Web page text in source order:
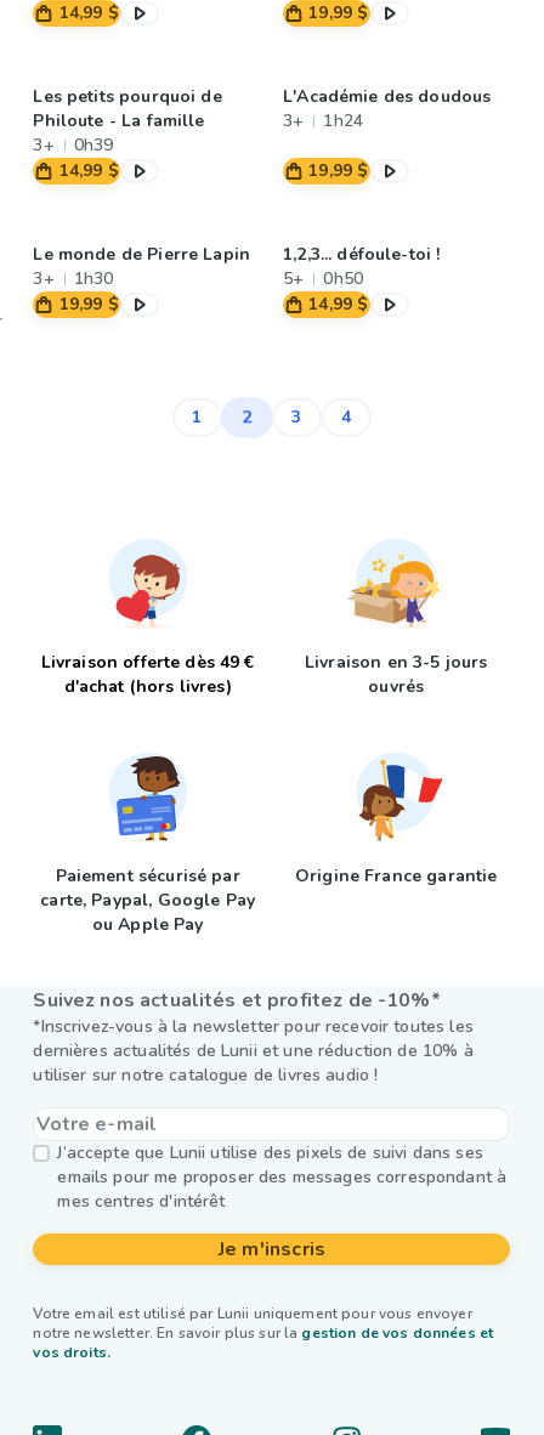
14,99 $
19,99 $
Les petits pourquoi de
Philoute - La famille
3+
0h39
14,99 $
L'Académie des doudous
3+
1h24
19,99 $
Le monde de Pierre Lapin
3+
1h30
19,99 $
1,2,3... défoule-toi !
5+
0h50
14,99 $
1 2 3 4
Livraison offerte dès 49 €
d'achat (hors livres)
Livraison en 3-5 jours
ouvrés
Paiement sécurisé par
carte, Paypal, Google Pay
ou Apple Pay
Origine France garantie
Suivez nos actualités et profitez de -10%*
*Inscrivez-vous à la newsletter pour recevoir toutes les
dernières actualités de Lunii et une réduction de 10% à
utiliser sur notre catalogue de livres audio !
J’accepte que Lunii utilise des pixels de suivi dans ses
emails pour me proposer des messages correspondant à
mes centres d'intérêt
Je m'inscris
Votre email est utilisé par Lunii uniquement pour vous envoyer
notre newsletter. En savoir plus sur la gestion de vos données et
vos droits.